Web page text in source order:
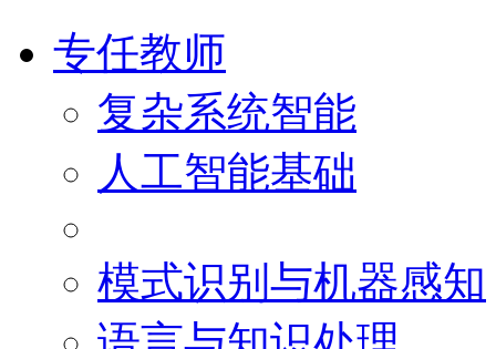
专任教师
复杂系统智能
人工智能基础
模式识别与机器感知